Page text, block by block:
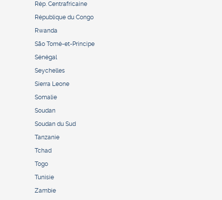
Rép. Centrafricaine
République du Congo
Rwanda
São Tomé-et-Principe
Sénégal
Seychelles
Sierra Leone
Somalie
Soudan
Soudan du Sud
Tanzanie
Tchad
Togo
Tunisie
Zambie